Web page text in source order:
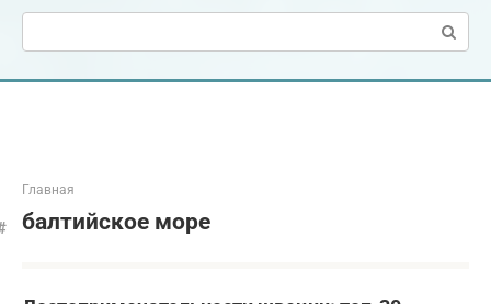
Поиск:
Главная
балтийское море